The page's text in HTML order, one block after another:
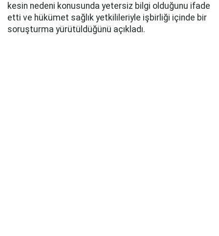
kesin nedeni konusunda yetersiz bilgi olduğunu ifade
etti ve hükümet sağlık yetkilileriyle işbirliği içinde bir
soruşturma yürütüldüğünü açıkladı.